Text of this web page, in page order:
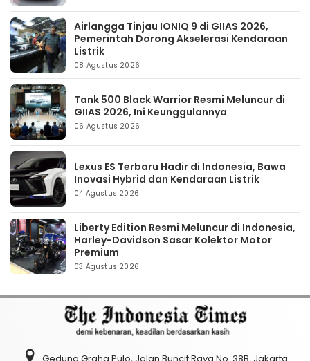
Airlangga Tinjau IONIQ 9 di GIIAS 2026,
Pemerintah Dorong Akselerasi Kendaraan
Listrik
08 Agustus 2026
Tank 500 Black Warrior Resmi Meluncur di
GIIAS 2026, Ini Keunggulannya
06 Agustus 2026
Lexus ES Terbaru Hadir di Indonesia, Bawa
Inovasi Hybrid dan Kendaraan Listrik
04 Agustus 2026
Liberty Edition Resmi Meluncur di Indonesia,
Harley-Davidson Sasar Kolektor Motor
Premium
03 Agustus 2026